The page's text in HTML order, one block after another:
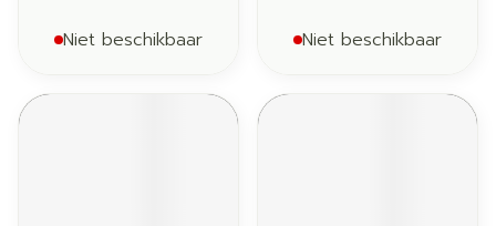
Niet beschikbaar Niet beschikbaar